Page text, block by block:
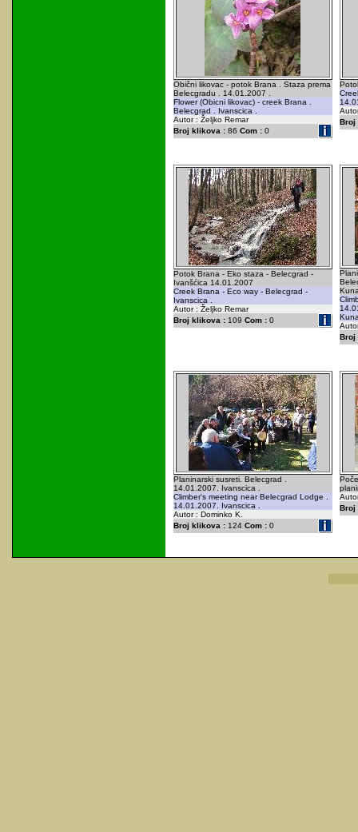
Obični likovac - potok Brana . Staza prema
Belecgradu . 14.01.2007 .
Flower (Obicni likovac) - creek Brana .
Belecgrad . Ivanscica .
Autor : Željko Remar
Broj klikova :86 Com :0
Broj
Potok Brana - Eko staza - Belecgrad -
Ivanšćica 14.01.2007
Creek Brana - Eco way - Belecgrad -
Ivanscica .
Autor : Željko Remar
Broj klikova :109 Com :0
Broj
Planinarski susreti. Belecgrad .
14.01.2007. Ivanscica .
Climber's meeting near Belecgrad Lodge .
14.01.2007. Ivanscica .
Autor : Dominko K.
Broj klikova :124 Com :0
Broj